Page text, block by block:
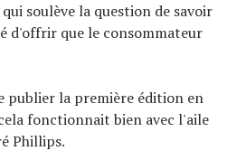
soulève la question de savoir
d'offrir que le consommateur
publier la première édition en
fonctionnait bien avec l'aile
Phillips.